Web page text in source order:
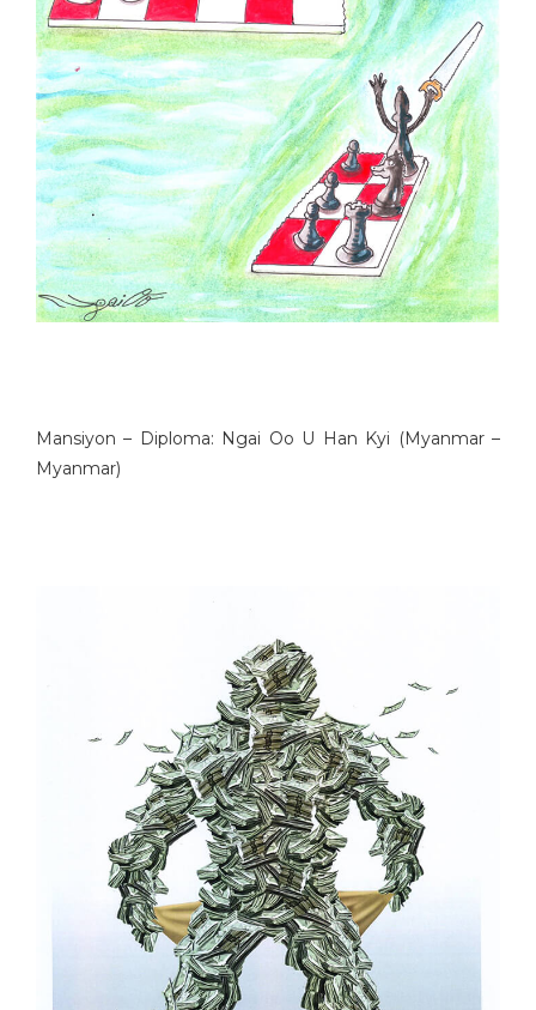
Mansiyon – Diploma: Ngai Oo U Han Kyi (Myanmаr –
Myanmаr)